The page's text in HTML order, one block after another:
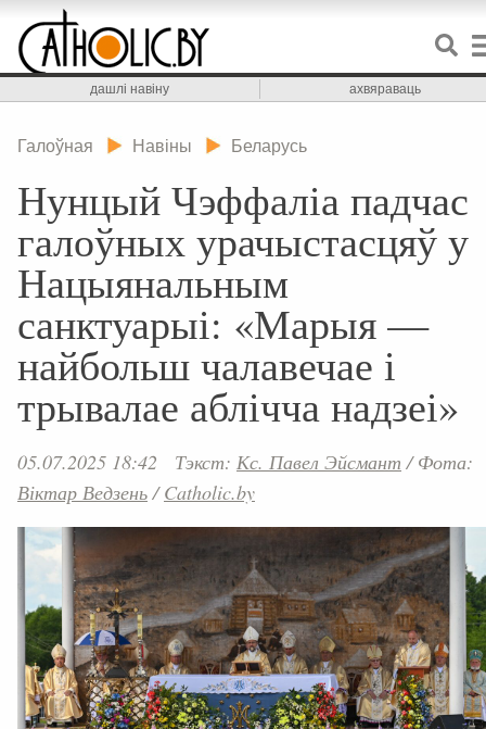
дашлі навіну ахвяраваць
Галоўная Навіны Беларусь
Нунцый Чэффаліа падчас
галоўных урачыстасцяў у
Нацыянальным
санктуарыі: «Марыя —
найбольш чалавечае і
трывалае аблічча надзеі»
05.07.2025 18:42 Тэкст: Кс. Павел Эйсмант /Фота:
Віктар Ведзень/Catholic.by